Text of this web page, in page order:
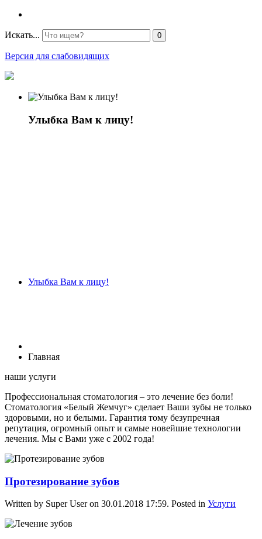
Искать... 0
Версия для слабовидящих
Улыбка Вам к лицу!
Улыбка Вам к лицу!
Главная
наши услуги
Профессиональная стоматология – это лечение без боли!
Стоматология «Белый Жемчуг» сделает Ваши зубы не только
здоровыми, но и белыми. Гарантия тому безупречная
репутация, огромный опыт и самые новейшие технологии
лечения. Мы с Вами уже с 2002 года!
Протезирование зубов
Written by Super User on 30.01.2018 17:59. Posted in Услуги